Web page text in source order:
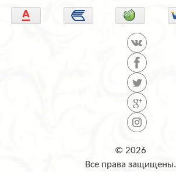
© 2026
Все права защищены.